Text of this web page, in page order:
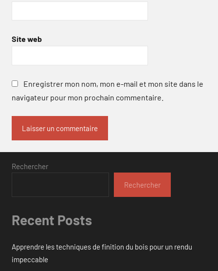
Site web
Enregistrer mon nom, mon e-mail et mon site dans le
navigateur pour mon prochain commentaire.
Rechercher
Rechercher
Recent Posts
Apprendre les techniques de finition du bois pour un rendu
impeccable